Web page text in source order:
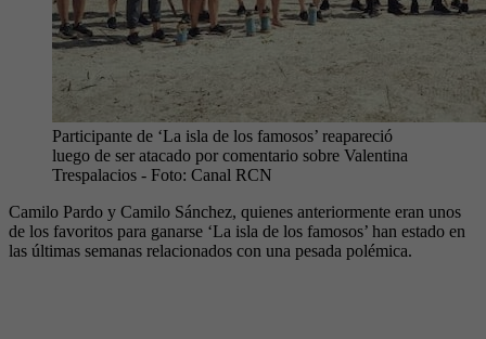
Participante de ‘La isla de los famosos’ reapareció
luego de ser atacado por comentario sobre Valentina
Trespalacios - Foto: Canal RCN
Camilo Pardo y Camilo Sánchez, quienes anteriormente eran unos
de los favoritos para ganarse ‘La isla de los famosos’ han estado en
las últimas semanas relacionados con una pesada polémica.